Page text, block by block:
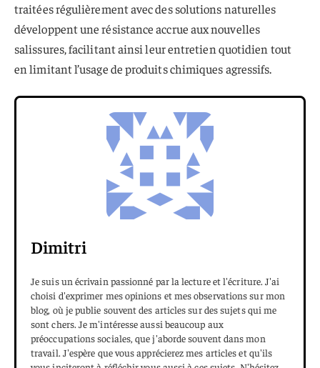
traitées régulièrement avec des solutions naturelles
développent une résistance accrue aux nouvelles
salissures, facilitant ainsi leur entretien quotidien tout
en limitant l’usage de produits chimiques agressifs.
Dimitri
Je suis un écrivain passionné par la lecture et l'écriture. J'ai
choisi d'exprimer mes opinions et mes observations sur mon
blog, où je publie souvent des articles sur des sujets qui me
sont chers. Je m'intéresse aussi beaucoup aux
préoccupations sociales, que j'aborde souvent dans mon
travail. J'espère que vous apprécierez mes articles et qu'ils